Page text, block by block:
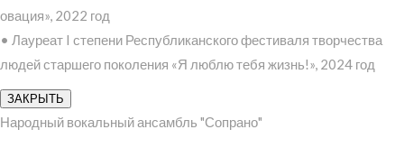
овация», 2022 год
• Лауреат I степени Республиканского фестиваля творчества
людей старшего поколения «Я люблю тебя жизнь!», 2024 год
ЗАКРЫТЬ
Народный вокальный ансамбль "Сопрано"